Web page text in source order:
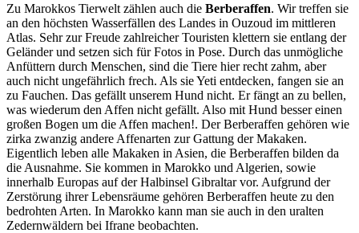
Zu Marokkos Tierwelt zählen auch die Berberaffen. Wir treffen sie
an den höchsten Wasserfällen des Landes in Ouzoud im mittleren
Atlas. Sehr zur Freude zahlreicher Touristen klettern sie entlang der
Geländer und setzen sich für Fotos in Pose. Durch das unmögliche
Anfüttern durch Menschen, sind die Tiere hier recht zahm, aber
auch nicht ungefährlich frech. Als sie Yeti entdecken, fangen sie an
zu Fauchen. Das gefällt unserem Hund nicht. Er fängt an zu bellen,
was wiederum den Affen nicht gefällt. Also mit Hund besser einen
großen Bogen um die Affen machen!. Der Berberaffen gehören wie
zirka zwanzig andere Affenarten zur Gattung der Makaken.
Eigentlich leben alle Makaken in Asien, die Berberaffen bilden da
die Ausnahme. Sie kommen in Marokko und Algerien, sowie
innerhalb Europas auf der Halbinsel Gibraltar vor. Aufgrund der
Zerstörung ihrer Lebensräume gehören Berberaffen heute zu den
bedrohten Arten. In Marokko kann man sie auch in den uralten
Zedernwäldern bei Ifrane beobachten.